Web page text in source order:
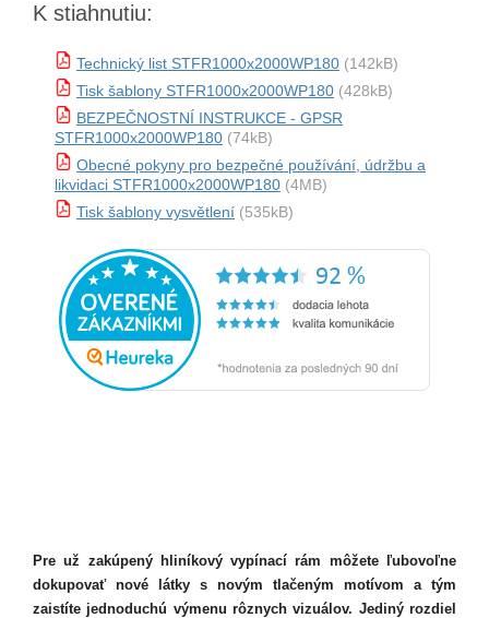
K stiahnutiu:
Technický list STFR1000x2000WP180 (142kB)
Tisk šablony STFR1000x2000WP180 (428kB)
BEZPEČNOSTNÍ INSTRUKCE - GPSR
STFR1000x2000WP180 (74kB)
Obecné pokyny pro bezpečné používání, údržbu a
likvidaci STFR1000x2000WP180 (4MB)
Tisk šablony vysvětlení (535kB)
Pre už zakúpený hliníkový vypínací rám môžete ľubovoľne
dokupovať nové látky s novým tlačeným motívom a tým
zaistíte jednoduchú výmenu rôznych vizuálov. Jediný rozdiel